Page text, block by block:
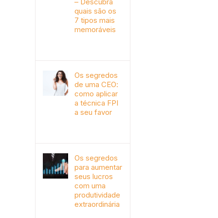
quais são os
7 tipos mais
memoráveis
Os segredos
de uma CEO:
como aplicar
a técnica FPI
a seu favor
Os segredos
para aumentar
seus lucros
com uma
produtividade
extraordinária